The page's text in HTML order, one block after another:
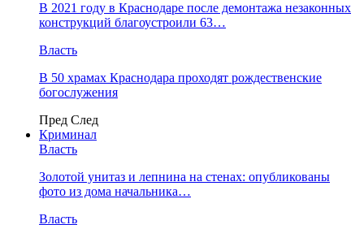
В 2021 году в Краснодаре после демонтажа незаконных
конструкций благоустроили 63…
Власть
В 50 храмах Краснодара проходят рождественские
богослужения
Пред След
Криминал
Власть
​Золотой унитаз и лепнина на стенах: опубликованы
фото из дома начальника…
Власть